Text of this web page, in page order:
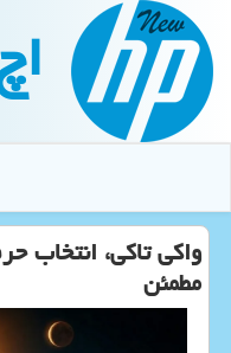
واکی تاکی، انتخاب
مطمئن